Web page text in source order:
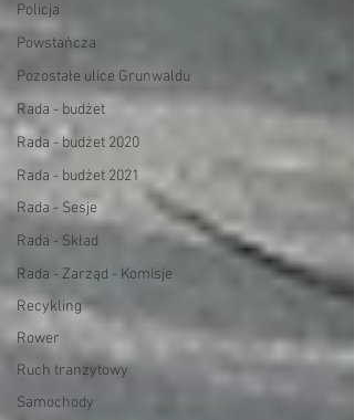
Policja
Powstańcza
Pozostałe ulice Grunwaldu
Rada - budżet
Rada - budżet 2020
Rada - budżet 2021
Rada - Sesje
Rada - Skład
Rada - Zarząd - Komisje
Recykling
Rower
Ruch tranzytowy
Samochody